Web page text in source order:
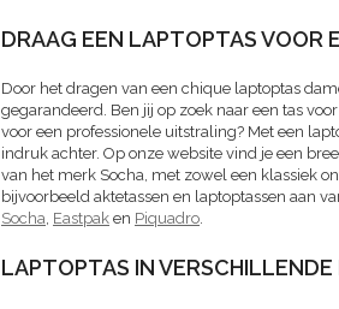
DRAAG EEN LAPTOPTAS VOOR
Door het dragen van een chique laptoptas
gegarandeerd. Ben jij op zoek naar een tas
voor een professionele uitstraling? Met een
indruk achter. Op onze website vind je een
van het merk Socha, met zowel een klassiek
bijvoorbeeld aktetassen en laptoptassen aan
Socha Eastpak en Piquadro
LAPTOPTAS IN